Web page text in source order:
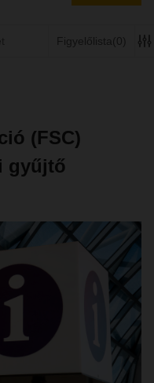
Figyelőlista (0)
(FSC)
gyűjtő